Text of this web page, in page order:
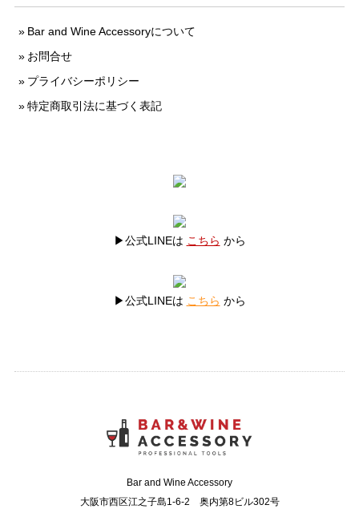
Bar and Wine Accessoryについて
お問合せ
プライバシーポリシー
特定商取引法に基づく表記
▶公式LINEは こちら から
▶公式LINEは こちら から
Bar and Wine Accessory
大阪市西区江之子島1-6-2 奥内第8ビル302号